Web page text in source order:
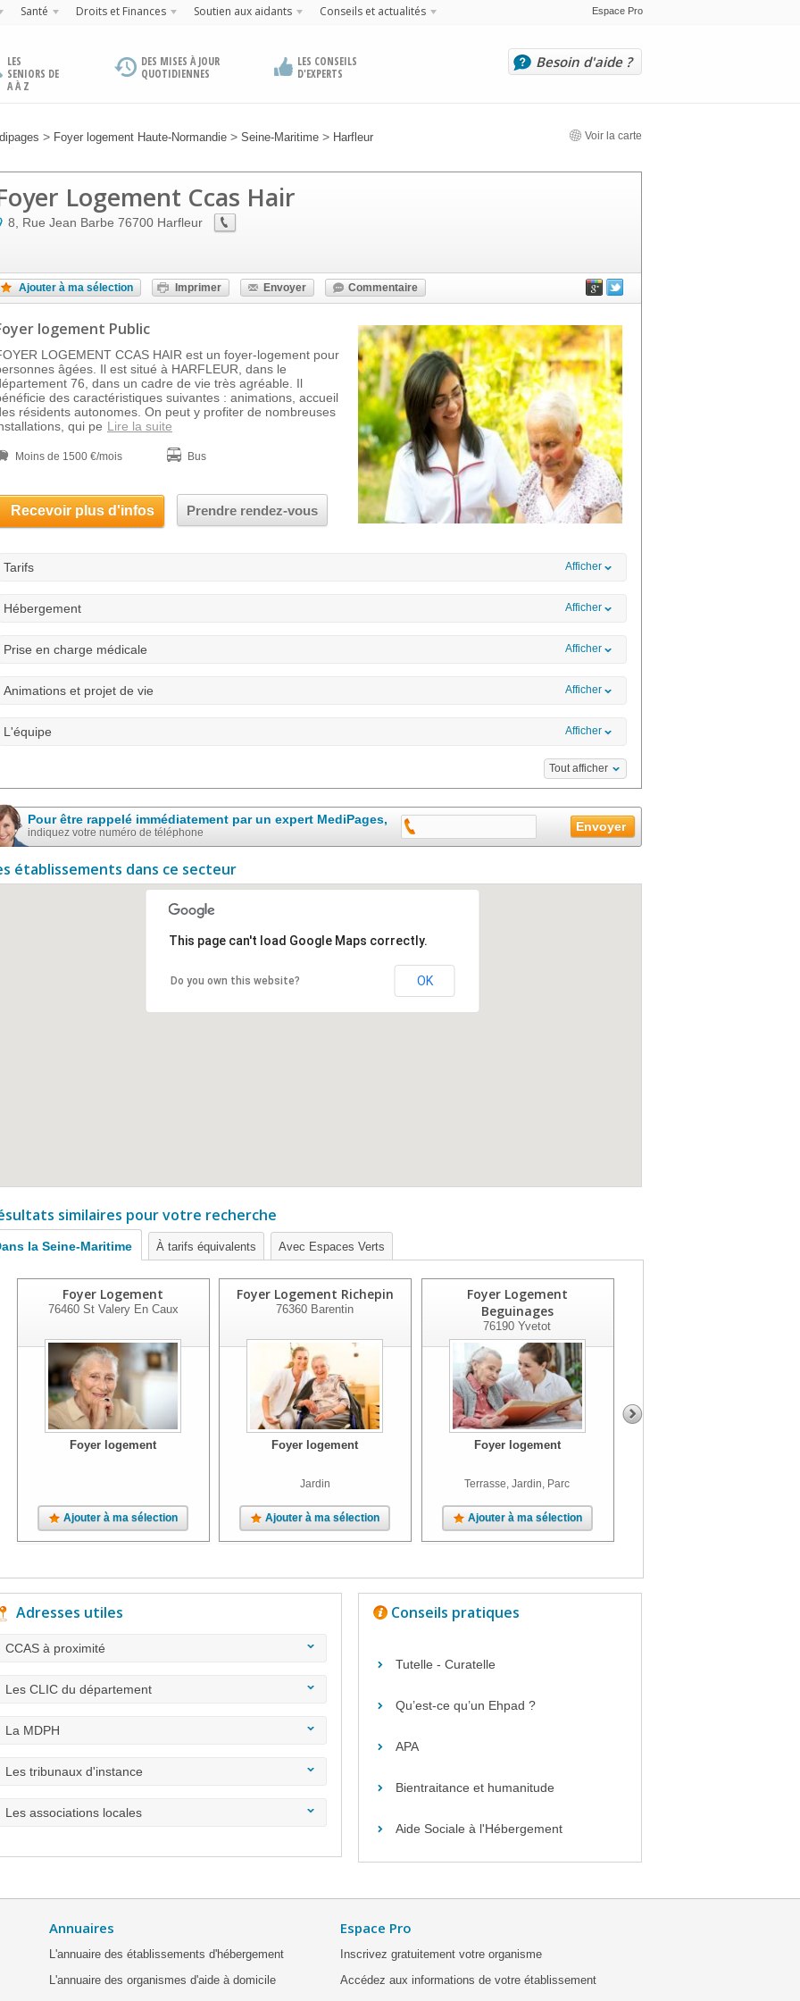
Santé Droits et Finances Soutien aux aidants Conseils et actualités Espace Pro
LES
SENIORS DE
A À Z
DES MISES À JOUR
QUOTIDIENNES
LES CONSEILS
D'EXPERTS
Besoin d'aide ?
> Foyer logement Haute-Normandie > Seine-Maritime > Harfleur Voir la carte
Logement Ccas Hair
8, Rue Jean Barbe 76700 Harfleur
Ajouter à ma sélection Imprimer Envoyer Commentaire
logement Public
LOGEMENT CCAS HAIR est un foyer-logement pour
âgées. Il est situé à HARFLEUR, dans le
76, dans un cadre de vie très agréable. Il
des caractéristiques suivantes : animations, accueil
résidents autonomes. On peut y profiter de nombreuses
qui pe Lire la suite
Moins de 1500 €/mois Bus
Recevoir plus d'infos Prendre rendez-vous
Tarifs Afficher
Hébergement Afficher
Prise en charge médicale Afficher
Animations et projet de vie Afficher
L'équipe Afficher
Tout afficher
Pour être rappelé immédiatement par un expert MediPages,
indiquez votre numéro de téléphone
établissements dans ce secteur
This page can't load Google Maps correctly.
Do you own this website? OK
similaires pour votre recherche
la Seine-Maritime À tarifs équivalents Avec Espaces Verts
Foyer Logement
76460St Valery En Caux
Foyer logement
Ajouter à ma sélection
Foyer Logement Richepin
76360 Barentin
Foyer logement
Jardin
Ajouter à ma sélection
Foyer Logement
Beguinages
76190 Yvetot
Foyer logement
Terrasse, Jardin, Parc
Ajouter à ma sélection
Adresses utiles
CCAS à proximité
Les CLIC du département
La MDPH
Les tribunaux d'instance
Les associations locales
Conseils pratiques
Tutelle - Curatelle
Qu’est-ce qu’un Ehpad ?
APA
Bientraitance et humanitude
Aide Sociale à l'Hébergement
Annuaires
L'annuaire des établissements d'hébergement
L'annuaire des organismes d'aide à domicile
Espace Pro
Inscrivez gratuitement votre organisme
Accédez aux informations de votre établissement